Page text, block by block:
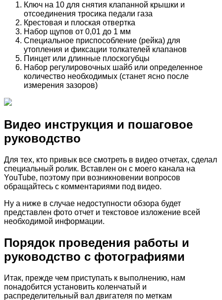
Ключ на 10 для снятия клапанной крышки и
отсоединения тросика педали газа
Крестовая и плоская отвертка
Набор щупов от 0,01 до 1 мм
Специальное приспособление (рейка) для
утопления и фиксации толкателей клапанов
Пинцет или длинные плоскогубцы
Набор регулировочных шайб или определенное
количество необходимых (станет ясно после
измерения зазоров)
Видео инструкция и пошаговое
руководство
Для тех, кто привык все смотреть в видео отчетах, сделал
специальный ролик. Вставлен он с моего канала на
YouTube, поэтому при возникновении вопросов
обращайтесь с комментариями под видео.
Ну а ниже в случае недоступности обзора будет
представлен фото отчет и текстовое изложение всей
необходимой информации.
Порядок проведения работы и
руководство с фотографиями
Итак, прежде чем приступать к выполнению, нам
понадобится установить коленчатый и
распределительный вал двигателя по меткам